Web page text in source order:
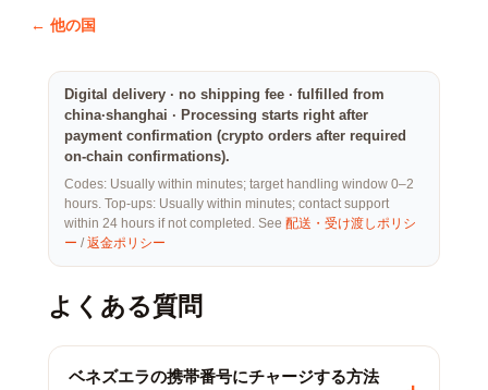
← 他の国
Digital delivery · no shipping fee · fulfilled from
china·shanghai · Processing starts right after
payment confirmation (crypto orders after required
on-chain confirmations).
Codes: Usually within minutes; target handling window 0–2
hours. Top-ups: Usually within minutes; contact support
within 24 hours if not completed. See 配送・受け渡しポリシ
ー /返金ポリシー
よくある質問
ベネズエラの携帯番号にチャージする方法